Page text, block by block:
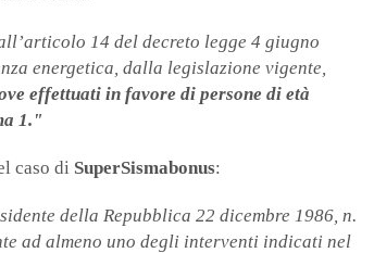
14 del decreto legge 4 giugno
energetica, dalla legislazione vigente,
effettuati in favore di persone di età
1."
caso di SuperSismabonus:
della Repubblica 22 dicembre 1986, n.
ad almeno uno degli interventi indicati nel